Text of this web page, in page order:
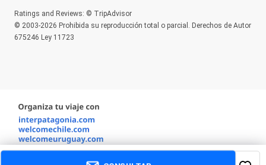
Ratings and Reviews: © TripAdvisor
© 2003-2026 Prohibida su reproducción total o parcial. Derechos de Autor
675246 Ley 11723